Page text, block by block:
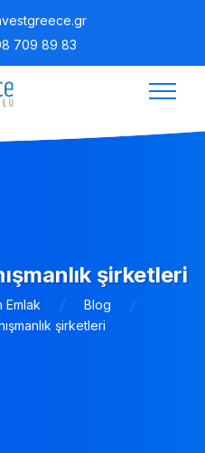
709 89 83
şirketleri
Emlak
Blog
şirketleri